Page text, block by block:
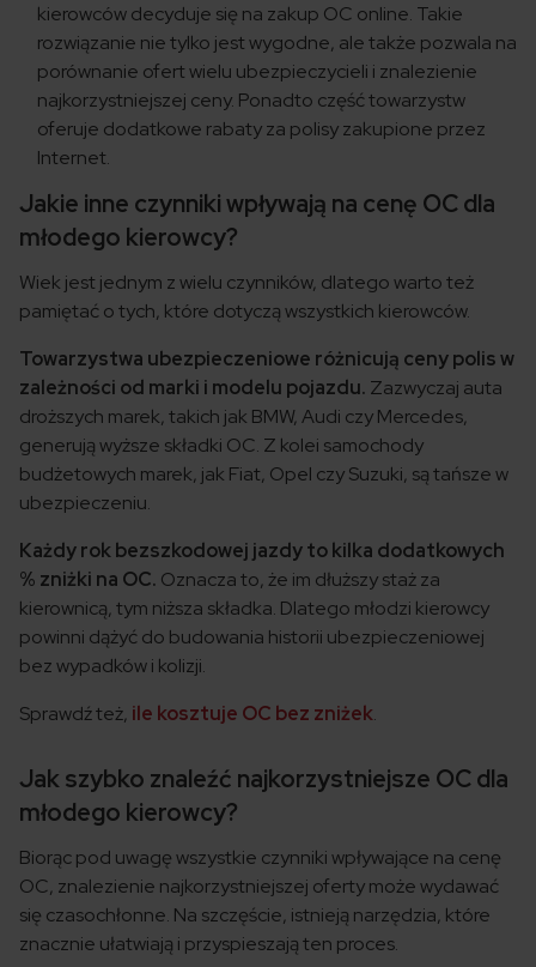
kierowców decyduje się na zakup OC online. Takie
rozwiązanie nie tylko jest wygodne, ale także pozwala na
porównanie ofert wielu ubezpieczycieli i znalezienie
najkorzystniejszej ceny. Ponadto część towarzystw
oferuje dodatkowe rabaty za polisy zakupione przez
Internet.
Jakie inne czynniki wpływają na cenę OC dla
młodego kierowcy?
Wiek jest jednym z wielu czynników, dlatego warto też
pamiętać o tych, które dotyczą wszystkich kierowców.
Towarzystwa ubezpieczeniowe różnicują ceny polis w
zależności od marki i modelu pojazdu. Zazwyczaj auta
droższych marek, takich jak BMW, Audi czy Mercedes,
generują wyższe składki OC. Z kolei samochody
budżetowych marek, jak Fiat, Opel czy Suzuki, są tańsze w
ubezpieczeniu.
Każdy rok bezszkodowej jazdy to kilka dodatkowych
% zniżki na OC. Oznacza to, że im dłuższy staż za
kierownicą, tym niższa składka. Dlatego młodzi kierowcy
powinni dążyć do budowania historii ubezpieczeniowej
bez wypadków i kolizji.
Sprawdź też, ile kosztuje OC bez zniżek.
Jak szybko znaleźć najkorzystniejsze OC dla
młodego kierowcy?
Biorąc pod uwagę wszystkie czynniki wpływające na cenę
OC, znalezienie najkorzystniejszej oferty może wydawać
się czasochłonne. Na szczęście, istnieją narzędzia, które
znacznie ułatwiają i przyspieszają ten proces.